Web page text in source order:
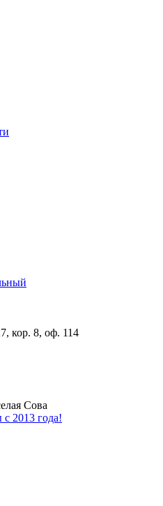
кор. 8, оф. 114
Сова
2013 года!